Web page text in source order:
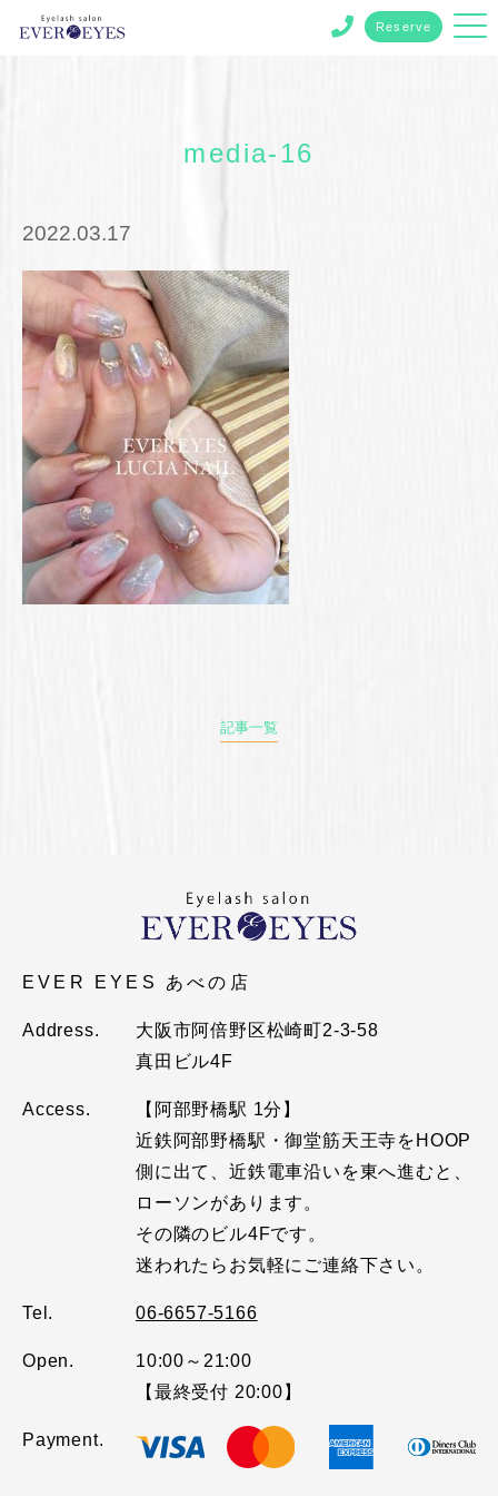
Reserve
media-16
2022.03.17
記事一覧
EVER EYES あべの店
Address.
大阪市阿倍野区松崎町2-3-58
真田ビル4F
Access.
【阿部野橋駅 1分】
近鉄阿部野橋駅・御堂筋天王寺をHOOP
側に出て、近鉄電車沿いを東へ進むと、
ローソンがあります。
その隣のビル4Fです。
迷われたらお気軽にご連絡下さい。
Tel. 06-6657-5166
Open.
10:00～21:00
【最終受付 20:00】
Payment.